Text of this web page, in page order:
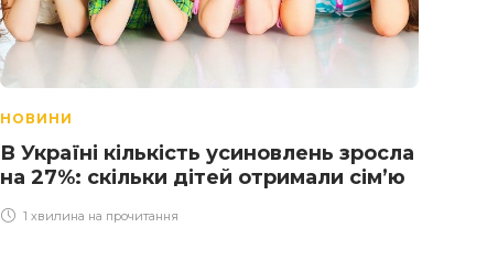
НОВИНИ
В Україні кількість усиновлень зросла
на 27%: скільки дітей отримали сім’ю
1 хвилина на прочитання